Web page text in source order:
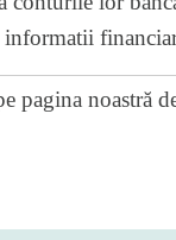
pagina noastră